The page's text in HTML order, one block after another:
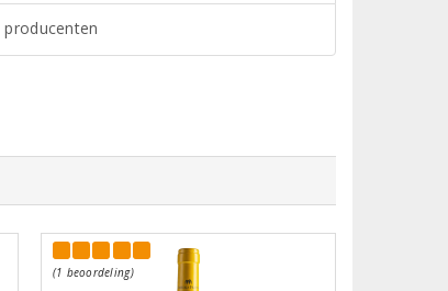
producenten
(1 beoordeling)